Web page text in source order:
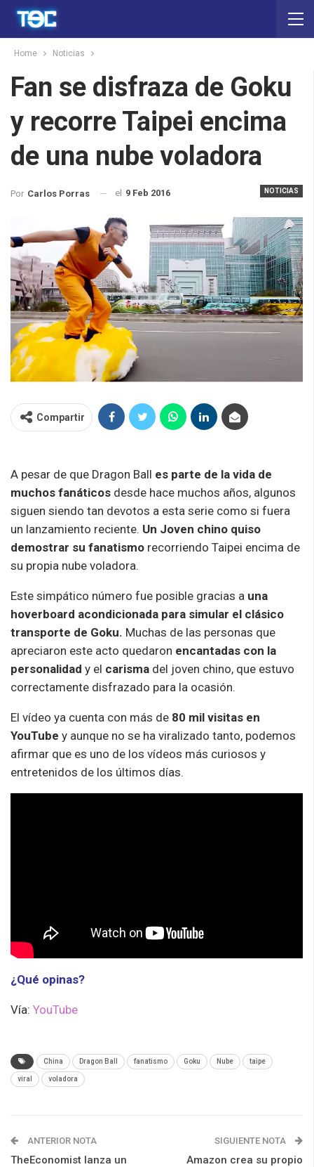
Home Noticias
Fan se disfraza de Goku
y recorre Taipei encima
de una nube voladora
NOTICIAS
Por Carlos Porras el 9 Feb 2016
Compartir
A pesar de que Dragon Ball es parte de la vida de
muchos fanáticos desde hace muchos años, algunos
siguen siendo tan devotos a esta serie como si fuera
un lanzamiento reciente. Un Joven chino quiso
demostrar su fanatismo recorriendo Taipei encima de
su propia nube voladora.
Este simpático número fue posible gracias a una
hoverboard acondicionada para simular el clásico
transporte de Goku. Muchas de las personas que
apreciaron este acto quedaron encantadas con la
personalidad y el carisma del joven chino, que estuvo
correctamente disfrazado para la ocasión.
El vídeo ya cuenta con más de 80 mil visitas en
YouTube y aunque no se ha viralizado tanto, podemos
afirmar que es uno de los vídeos más curiosos y
entretenidos de los últimos días.
¿Qué opinas?
Vía: YouTube
China Dragon Ball fanatismo Goku Nube taipe
viral voladora
ANTERIOR NOTA
TheEconomist lanza un
SIGUIENTE NOTA
Amazon crea su propio